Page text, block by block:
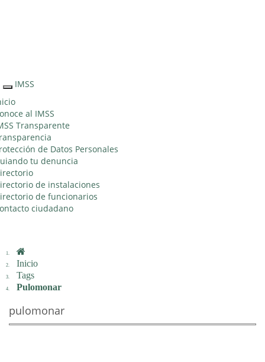
Interruptor
de
Navegación
IMSS
al IMSS
Transparente
de Datos Personales
tu denuncia
de instalaciones
de funcionarios
ciudadano
Inicio
Tags
Pulomonar
pulomonar